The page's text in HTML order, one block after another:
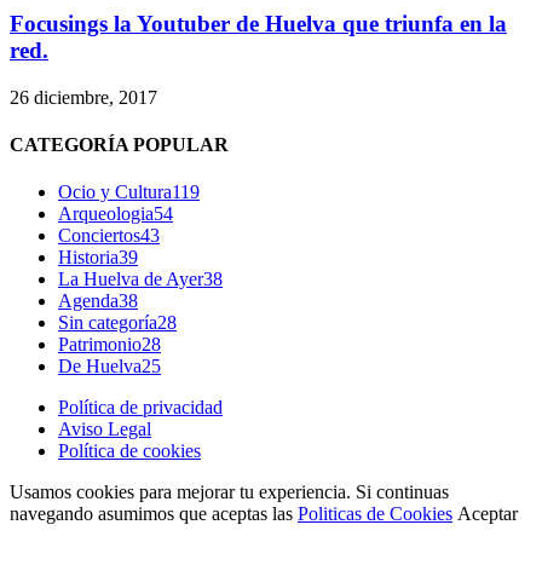
Focusings la Youtuber de Huelva que triunfa en la
red.
26 diciembre, 2017
CATEGORÍA POPULAR
Ocio y Cultura119
Arqueologia54
Conciertos43
Historia39
La Huelva de Ayer38
Agenda38
Sin categoría28
Patrimonio28
De Huelva25
Política de privacidad
Aviso Legal
Política de cookies
Usamos cookies para mejorar tu experiencia. Si continuas
navegando asumimos que aceptas las Politicas de Cookies Aceptar